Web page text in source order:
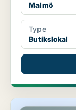
Malmö
Type
Butikslokal
Butikslokal i Malmö